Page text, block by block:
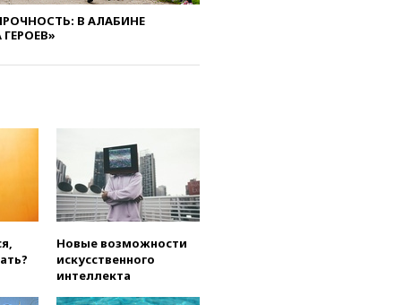
вчера, 20:00Зеленский связал
дефицит ракет с попыткой
уступкам
меры безопасности во время
вчера, 19:35
Памфилова
сообщила об омоложении
партийных списков на выборах
в Госдуму
вчера, 19:25Путин
прокомментировал первый
номер «Единой России» в
бюллетене
В АЛАБИНЕ
Новые возможности
искусственного
интеллекта